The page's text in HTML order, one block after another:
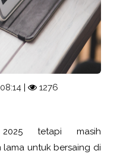
| 1276
tetapi masih
untuk bersaing di